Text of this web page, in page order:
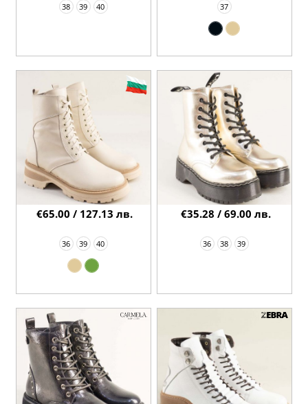
38 39 40 37
36 39 40
€65.00 / 127.13 лв.
36 38 39
€35.28 / 69.00 лв.